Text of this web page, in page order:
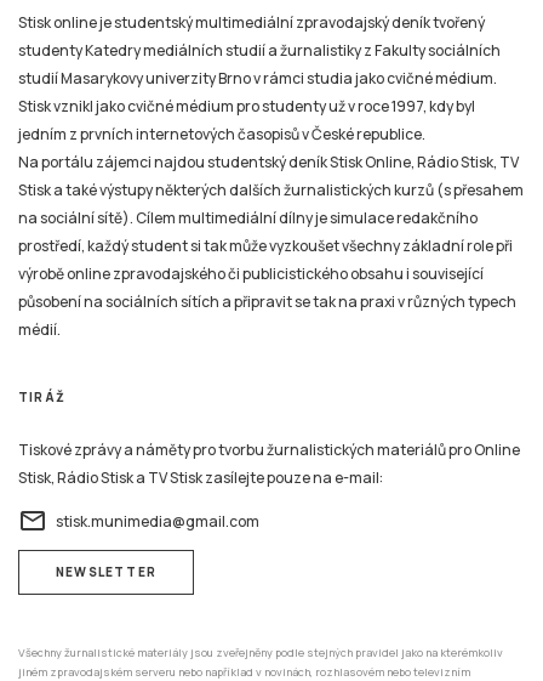
Stisk online je studentský multimediální zpravodajský deník tvořený
studenty Katedry mediálních studií a žurnalistiky z Fakulty sociálních
studií Masarykovy univerzity Brno v rámci studia jako cvičné médium.
Stisk vznikl jako cvičné médium pro studenty už v roce 1997, kdy byl
jedním z prvních internetových časopisů v České republice.
Na portálu zájemci najdou studentský deník Stisk Online, Rádio Stisk, TV
Stisk a také výstupy některých dalších žurnalistických kurzů (s přesahem
na sociální sítě). Cílem multimediální dílny je simulace redakčního
prostředí, každý student si tak může vyzkoušet všechny základní role při
výrobě online zpravodajského či publicistického obsahu i související
působení na sociálních sítích a připravit se tak na praxi v různých typech
médií.
TIRÁŽ
Tiskové zprávy a náměty pro tvorbu žurnalistických materiálů pro Online
Stisk, Rádio Stisk a TV Stisk zasílejte pouze na e-mail:
email stisk.munimedia@gmail.com
NEWSLETTER
Všechny žurnalistické materiály jsou zveřejněny podle stejných pravidel jako na kterémkoliv
jiném zpravodajském serveru nebo například v novinách, rozhlasovém nebo televizním